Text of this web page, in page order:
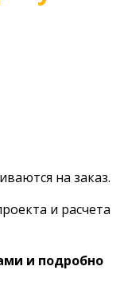
на заказ.
и расчета
и подробно